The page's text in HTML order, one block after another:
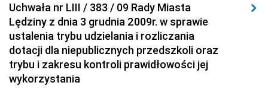
Uchwała nr LIII / 383 / 09 Rady Miasta
Lędziny z dnia 3 grudnia 2009r. w sprawie
ustalenia trybu udzielania i rozliczania
dotacji dla niepublicznych przedszkoli oraz
trybu i zakresu kontroli prawidłowości jej
wykorzystania